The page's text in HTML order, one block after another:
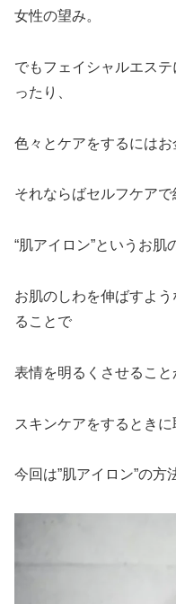
女性の望み。
でもフェイシャルエス
ったり、
色々とケアをするにはお
それならばセルフケアで
“肌アイロン”というお肌
お肌のしわを伸ばすよ
ることで
表情を明るくさせること
スキンケアをするとき
今回は”肌アイロン”の